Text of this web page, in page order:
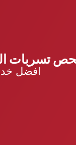
تسربات المياه
افضل